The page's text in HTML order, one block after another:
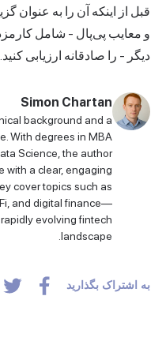
قبل از اینکه آن را به عنوان
و معایب پی‌پال - شامل
دیگر - را صادقانه ارزیابی کنید.
Simon Chartan
background and a
With degrees in MBA
Science, the author
with a clear, engaging
cover topics such as
and digital finance—
evolving fintech
landscape.
به اشتراک بگذارید